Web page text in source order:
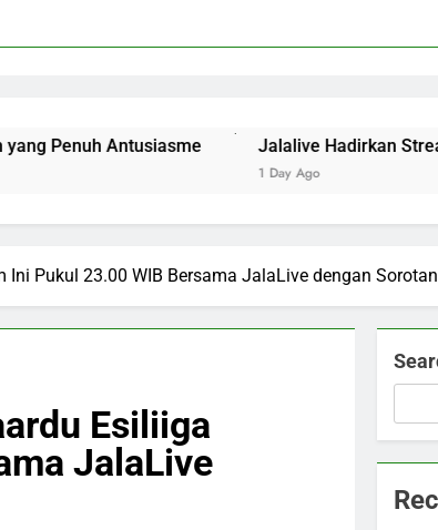
Jalalive Hadirkan Streaming Laga
Pukul 23.00 WIB Bersama JalaLive dengan
Esiliiga
JalaLive